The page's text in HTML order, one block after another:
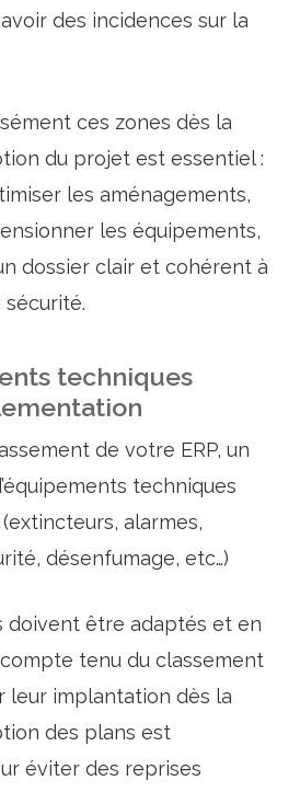
des incidences sur la
ces zones dès la
du projet est essentiel :
les aménagements,
les équipements,
dossier clair et cohérent à
sécurité.
techniques
de votre ERP, un
techniques
alarmes,
désenfumage, etc…)
doivent être adaptés et en
tenu du classement
leur implantation dès la
des plans est
éviter des reprises